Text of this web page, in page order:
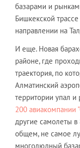
базарами и
Бишкекской
направлении на
И еще. Новая
районе, где
траектория, по
Алматинский
территории упал и
200 авиакомпании
другие самолеты
общем, не самое
многолюдный